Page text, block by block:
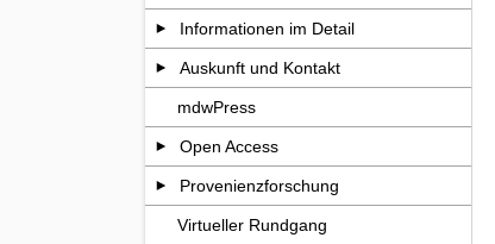
Informationen im Detail
Auskunft und Kontakt
mdwPress
Open Access
Provenienzforschung
Virtueller Rundgang